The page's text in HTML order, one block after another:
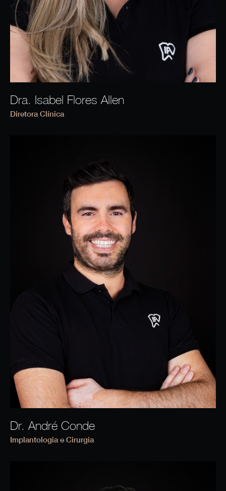
Dra. Isabel Flores Allen
Diretora Clínica
Dr. André Conde
Implantologia e Cirurgia